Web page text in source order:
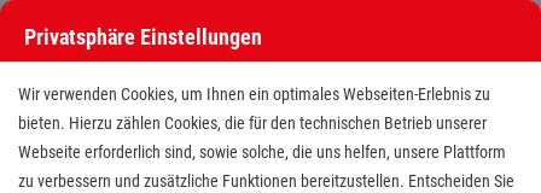
Privatsphäre Einstellungen
Wir verwenden Cookies, um Ihnen ein optimales Webseiten-Erlebnis zu
bieten. Hierzu zählen Cookies, die für den technischen Betrieb unserer
Webseite erforderlich sind, sowie solche, die uns helfen, unsere Plattform
zu verbessern und zusätzliche Funktionen bereitzustellen. Entscheiden Sie